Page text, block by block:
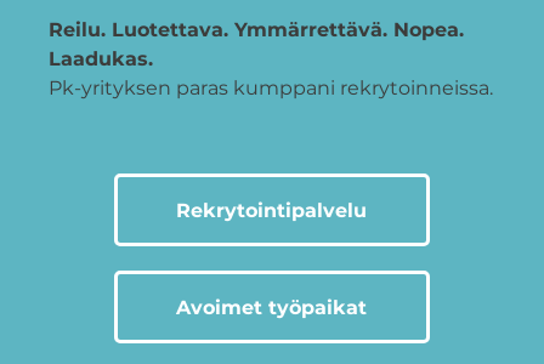
Reilu. Luotettava. Ymmärrettävä. Nopea.
Laadukas.
Pk-yrityksen paras kumppani rekrytoinneissa.
Rekrytointipalvelu
Avoimet työpaikat